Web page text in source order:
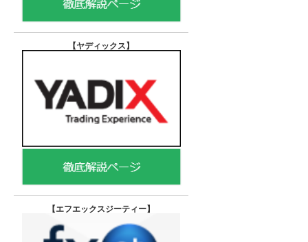
【ヤディックス 】
【エフエックスジーティー】